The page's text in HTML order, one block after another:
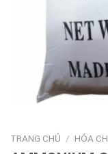
TRANG CHỦ / HÓA